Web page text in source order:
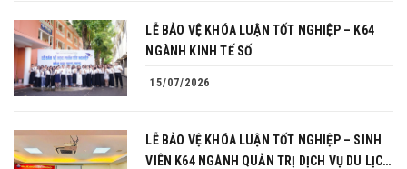
LỄ BẢO VỆ KHÓA LUẬN TỐT NGHIỆP – K64
NGÀNH KINH TẾ SỐ
15/07/2026
LỄ BẢO VỆ KHÓA LUẬN TỐT NGHIỆP – SINH
VIÊN K64 NGÀNH QUẢN TRỊ DỊCH VỤ DU LỊCH